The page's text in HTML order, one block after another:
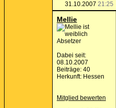
31.10.2007 21:25
Mellie
Absetzer
Dabei seit:
08.10.2007
Beiträge: 40
Herkunft: Hessen
Mitglied bewerten